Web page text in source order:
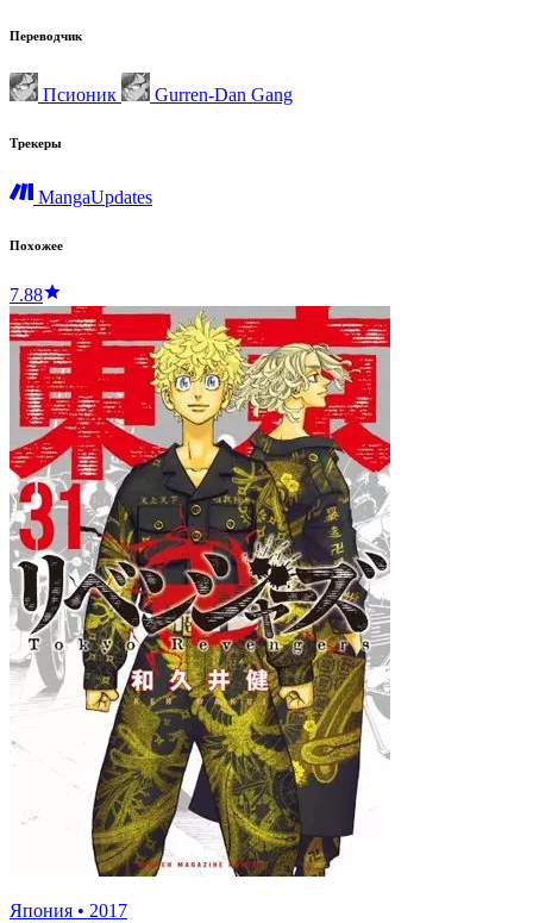
Переводчик
Псионик Gurren-Dan Gang
Трекеры
MangaUpdates
Похожее
7.88
Япония • 2017